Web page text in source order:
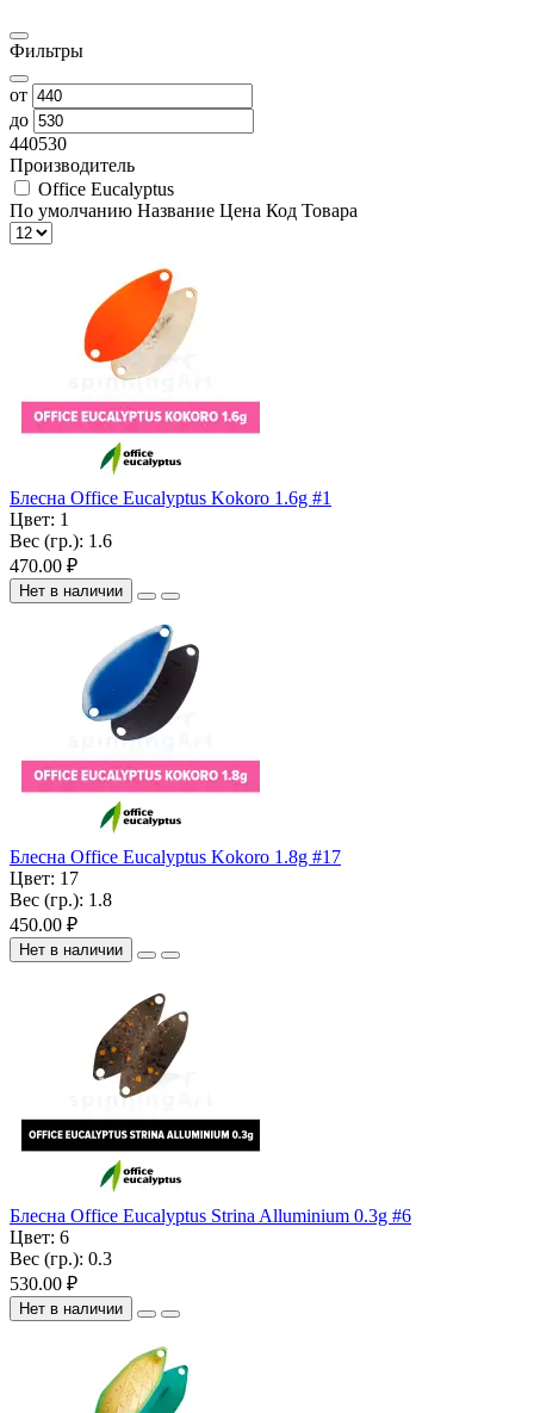
Фильтры
от
до
440530
Производитель
Office Eucalyptus
По умолчанию Название Цена Код Товара
Блесна Office Eucalyptus Kokoro 1.6g #1
Цвет: 1
Вес (гр.): 1.6
470.00 ₽
Нет в наличии
Блесна Office Eucalyptus Kokoro 1.8g #17
Цвет: 17
Вес (гр.): 1.8
450.00 ₽
Нет в наличии
Блесна Office Eucalyptus Strina Alluminium 0.3g #6
Цвет: 6
Вес (гр.): 0.3
530.00 ₽
Нет в наличии